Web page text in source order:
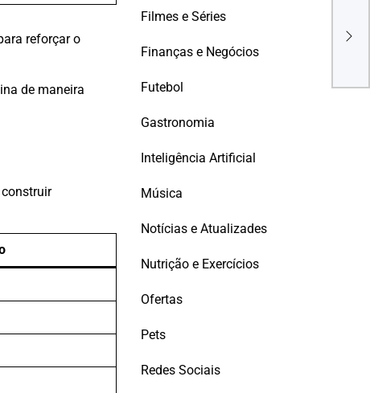
reforçar o
de maneira
Filmes e Séries
Finanças e Negócios
Futebol
Gastronomia
Inteligência Artificial
Música
Notícias e Atualizades
Nutrição e Exercícios
Ofertas
Pets
Redes Sociais